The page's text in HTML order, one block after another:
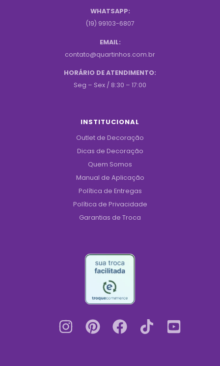
WHATSAPP:
(19) 99103-6807
EMAIL:
contato@quartinhos.com.br
HORÁRIO DE ATENDIMENTO:
Seg – Sex / 8:30 – 17:00
INSTITUCIONAL
Outlet de Decoração
Dicas de Decoração
Quem Somos
Manual de Aplicação
Política de Entregas
Política de Privacidade
Garantias de Troca